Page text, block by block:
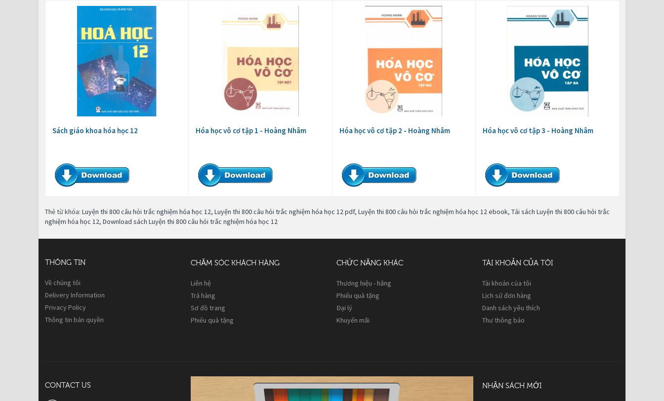
Sách giáo khoa hóa học 12 Hóa học vô cơ tập 1 - Hoàng Nhâm Hóa học vô cơ tập 2 - Hoàng Nhâm Hóa học vô cơ tập 3 - Hoàng Nhâm
Thẻ từ khóa: Luyện thi 800 câu hỏi trắc nghiệm hóa học 12, Luyện thi 800 câu hỏi trắc nghiệm hóa học 12 pdf, Luyện thi 800 câu hỏi trắc nghiệm hóa học 12 ebook, Tải sách Luyện thi 800 câu hỏi trắc
nghiệm hóa học 12, Download sách Luyện thi 800 câu hỏi trắc nghiệm hóa học 12
THÔNG TIN
Về chúng tôi
Delivery Information
Privacy Policy
Thông tin bản quyền
CHĂM SÓC KHÁCH HÀNG
Liên hệ
Trả hàng
Sơ đồ trang
Phiếu quà tặng
CHỨC NĂNG KHÁC
Thương hiệu - hãng
Phiếu quà tặng
Đại lý
Khuyến mãi
TÀI KHOẢN CỦA TÔI
Tài khoản của tôi
Lịch sử đơn hàng
Danh sách yêu thích
Thư thông báo
CONTACT US NHẬN SÁCH MỚI